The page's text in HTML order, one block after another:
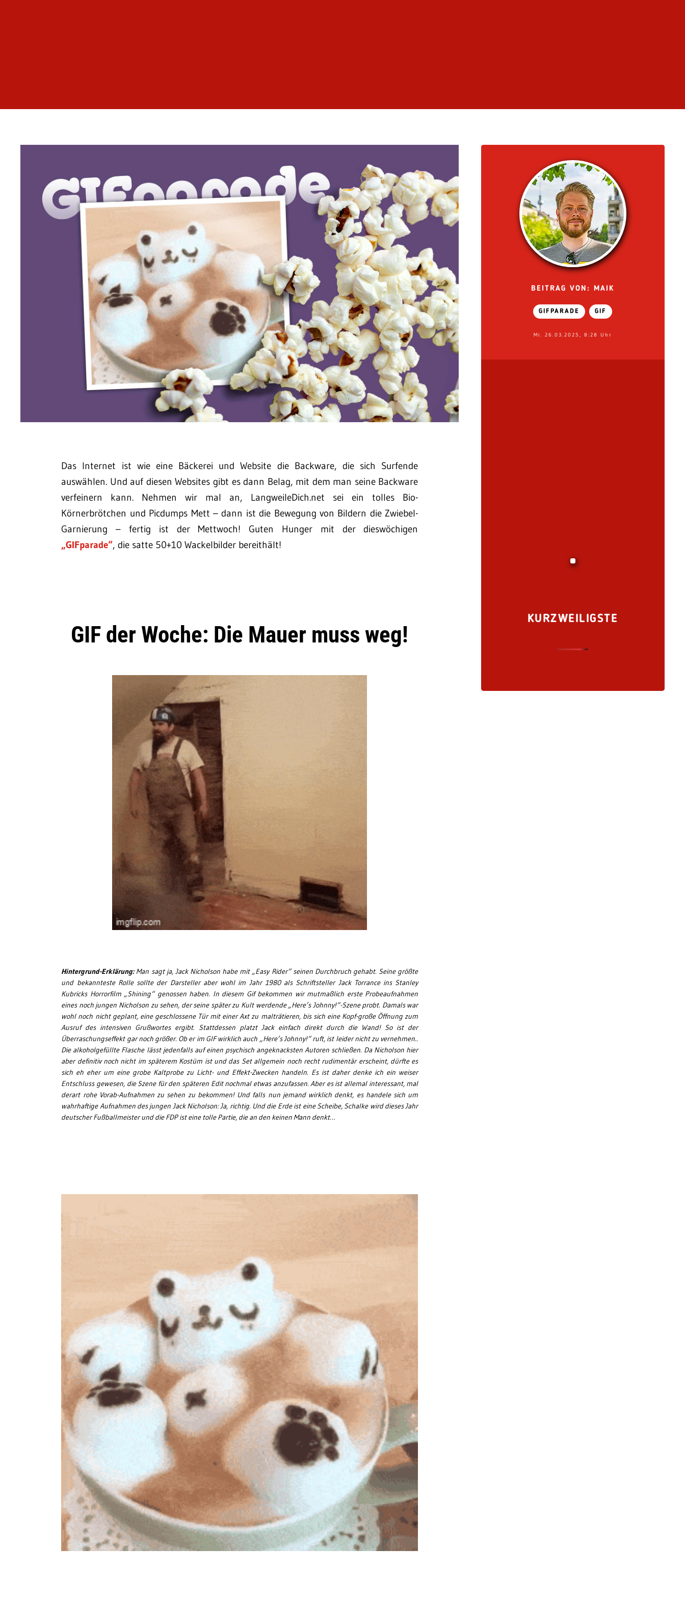
Das Internet ist wie eine Bäckerei und Website die Backware, die sich Surfende
auswählen. Und auf diesen Websites gibt es dann Belag, mit dem man seine Backware
verfeinern kann. Nehmen wir mal an, LangweileDich.net sei ein tolles Bio-
Körnerbrötchen und Picdumps Mett – dann ist die Bewegung von Bildern die Zwiebel-
Garnierung – fertig ist der Mettwoch! Guten Hunger mit der dieswöchigen
„GIFparade“, die satte 50+10 Wackelbilder bereithält!
GIF der Woche: Die Mauer muss weg!
Hintergrund-Erklärung:Man sagt ja, Jack Nicholson habe mit „Easy Rider“ seinen Durchbruch gehabt. Seine größte
und bekannteste Rolle sollte der Darsteller aber wohl im Jahr 1980 als Schriftsteller Jack Torrance ins Stanley
Kubricks Horrorfilm „Shining“ genossen haben. In diesem Gif bekommen wir mutmaßlich erste Probeaufnahmen
eines noch jungen Nicholson zu sehen, der seine später zu Kult werdende „Here’s Johnny!“-Szene probt. Damals war
wohl noch nicht geplant, eine geschlossene Tür mit einer Axt zu malträtieren, bis sich eine Kopf-große Öffnung zum
Ausruf des intensiven Grußwortes ergibt. Stattdessen platzt Jack einfach direkt durch die Wand! So ist der
Überraschungseffekt gar noch größer. Ob er im GIF wirklich auch „Here’s Johnny!“ ruft, ist leider nicht zu vernehmen..
Die alkoholgefüllte Flasche lässt jedenfalls auf einen psychisch angeknacksten Autoren schließen. Da Nicholson hier
aber definitiv noch nicht im späterem Kostüm ist und das Set allgemein noch recht rudimentär erscheint, dürfte es
sich eh eher um eine grobe Kaltprobe zu Licht- und Effekt-Zwecken handeln. Es ist daher denke ich ein weiser
Entschluss gewesen, die Szene für den späteren Edit nochmal etwas anzufassen. Aber es ist allemal interessant, mal
derart rohe Vorab-Aufnahmen zu sehen zu bekommen! Und falls nun jemand wirklich denkt, es handele sich um
wahrhaftige Aufnahmen des jungen Jack Nicholson: Ja, richtig. Und die Erde ist eine Scheibe, Schalke wird dieses Jahr
deutscher Fußballmeister und die FDP ist eine tolle Partie, die an den keinen Mann denkt…
BEITRAG VON: MAIK
GIFPARADE GIF
Mi. 26.03.2025, 8:28 Uhr
KURZWEILIGSTE